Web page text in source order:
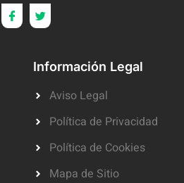
Información Legal
Aviso Legal
Política de Privacidad
Política de Cookies
Mapa de Sitio